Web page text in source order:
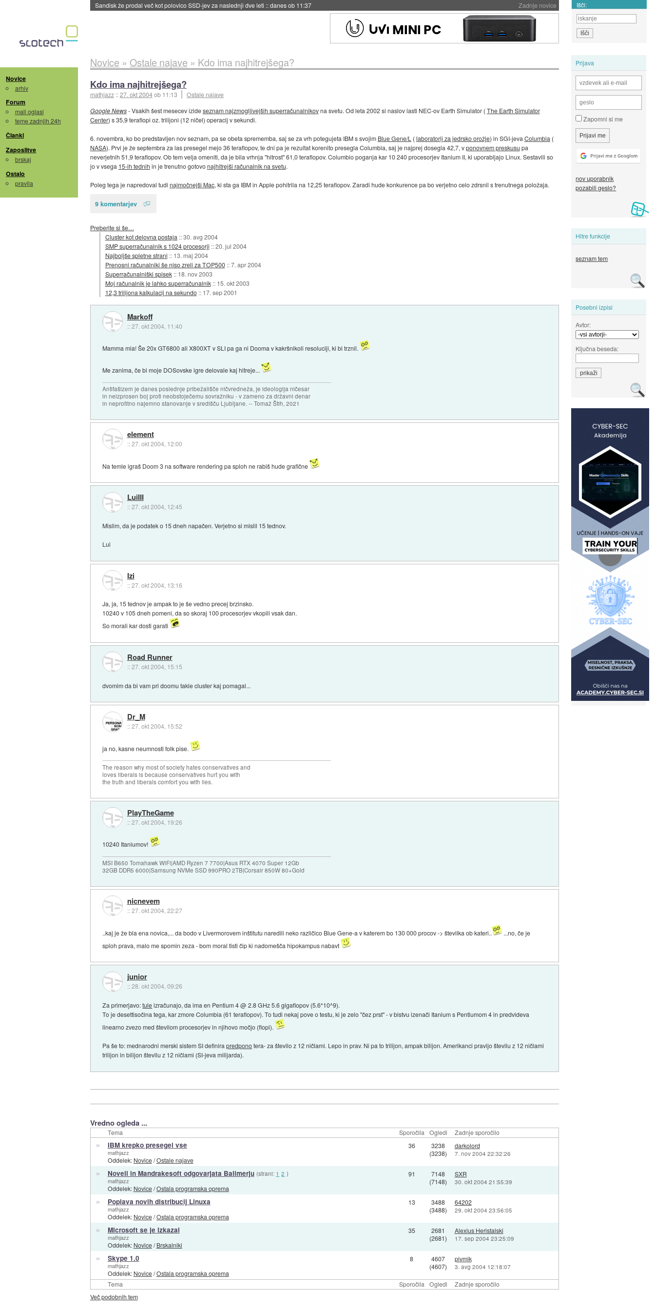
Zadnje novice
Sandisk že prodal več kot polovico SSD-jev za naslednji dve leti ::danes ob 11:37 Išči:
Novice
arhiv
Forum
mali oglasi
teme zadnjih 24h
Članki
Zaposlitve
brskaj
Ostalo
pravila
Prijava
Zapomni si me
nov uporabnik
pozabili geslo?
Hitre funkcije
seznam tem
Posebni izpisi
Avtor:
Ključna beseda:
Novice » Ostale najave » Kdo ima najhitrejšega?
Kdo ima najhitrejšega?
mathjazz ::27. okt 2004ob 11:13
Ostale najave
Google News- Vsakih šest mesecev izideseznam najzmogljivejših superračunalnikovna svetu. Od leta 2002 si naslov lasti NEC-ov Earth Simulator (The Earth Simulator
Center) s 35,9 teraflopi oz. trilijoni (12 ničel) operacij v sekundi.
6. novembra, ko bo predstavljen nov seznam, pa se obeta sprememba, saj se za vrh potegujeta IBM s svojim Blue Gene/L (laboratorij za jedrsko orožje) in SGI-jeva Columbia (
NASA). Prvi je že septembra za las presegel mejo 36 teraflopov, te dni pa je rezultat korenito presegla Columbia, saj je najprej dosegla 42,7, vponovnem preskusu pa
neverjetnih 51,9 teraflopov. Ob tem velja omeniti, da je bila vrhnja "hitrost" 61,0 teraflopov. Columbio poganja kar 10 240 procesorjev Itanium II, ki uporabljajo Linux. Sestavili so
jo v vsega 15-ih tednih in je trenutno gotovonajhitrejši računalnik na svetu.
Poleg tega je napredoval tudi najmočnejši Mac, ki sta ga IBM in Apple pohitrila na 12,25 teraflopov. Zaradi hude konkurence pa bo verjetno celo zdrsnil s trenutnega položaja.
9 komentarjev
Preberite si še…
Cluster kot delovna postaja ::30. avg 2004
SMP superračunalnik s 1024 procesorji ::20. jul 2004
Najboljše spletne strani :: 13. maj 2004
Prenosni računalniki še niso zreli za TOP500 ::7. apr 2004
Superračunalniški spisek :: 18. nov 2003
Moj računalnik je lahko superračunalnik :: 15. okt 2003
12,3 trilijona kalkulacij na sekundo :: 17. sep 2001
Markoff
::27. okt 2004, 11:40
Mamma mia! Še 20x GT6800 ali X800XT v SLI pa ga ni Dooma v kakršnikoli resoluciji, ki bi trznil.
Me zanima, če bi moje DOSovske igre delovale kaj hitreje...
Antifašizem je danes poslednje pribežališče ničvredneža, je ideologija ničesar
in neizprosen boj proti neobstoječemu sovražniku - v zameno za državni denar
in neprofitno najemno stanovanje v središču Ljubljane. -- Tomaž Štih, 2021
element
::27. okt 2004, 12:00
Na temle igraš Doom 3 na software rendering pa sploh ne rabiš hude grafične
LuiIII
::27. okt 2004, 12:45
Mislim, da je podatek o 15 dneh napačen. Verjetno si mislil 15 tednov.
Lui
Izi
::27. okt 2004, 13:16
Ja, ja, 15 tednov je ampak to je še vedno precej brzinsko.
10240 v 105 dneh pomeni, da so skoraj 100 procesorjev vkopili vsak dan.
So morali kar dosti garati
Road Runner
::27. okt 2004, 15:15
dvomim da bi vam pri doomu takle cluster kaj pomagal...
Dr_M
::27. okt 2004, 15:52
ja no, kasne neumnosti folk pise.
The reason why most of society hates conservatives and
loves liberals is because conservatives hurt you with
the truth and liberals comfort you with lies.
PlayTheGame
::27. okt 2004, 19:26
10240 Itaniumov!
MSI B650 Tomahawk WiFi|AMD Ryzen 7 7700|Asus RTX 4070 Super 12Gb
32GB DDR5 6000|Samsung NVMe SSD 990PRO 2TB|Corsair 850W 80+Gold
nicnevem
::27. okt 2004, 22:27
..kaj je že bla ena novica,... da bodo v Livermorovem inštitutu naredili neko različico Blue Gene-a v katerem bo 130 000 procov -> številka ob kateri..
...no, če je
sploh prava, malo me spomin zeza - bom moral tisti čip ki nadomešča hipokampus nabavt
junior
::28. okt 2004, 09:26
Za primerjavo:tuleizračunajo, da ima en Pentium 4 @ 2.8 GHz 5.6 gigaflopov (5.6*10^9).
To je desettisočina tega, kar zmore Columbia (61 teraflopov). To tudi nekaj pove o testu, ki je zelo "čez prst" - v bistvu izenači Itanium s Pentiumom 4 in predvideva
linearno zvezo med številom procesorjev in njihovo močjo (flopi).
Pa še to: mednarodni merski sistem SI definirapredponotera- za število z 12 ničlami. Lepo in prav. Ni pa to trilijon, ampak bilijon. Amerikanci pravijo številu z 12 ničlami
trilijon in bilijon številu z 12 ničlami (SI-jeva milijarda).
Vredno ogleda ...
Tema Sporočila Ogledi Zadnje sporočilo
Tema Sporočila Ogledi Zadnje sporočilo
» IBM krepko presegel vse
mathjazz
Oddelek: Novice/Ostale najave
36
3238
(3238)
darkolord
7. nov 2004 22:32:26
» Novell in Mandrakesoft odgovarjata Ballmerju (strani: 1 2 )
mathjazz
Oddelek: Novice/Ostala programska oprema
91
7148
(7148)
SXR
30. okt 2004 21:55:39
» Poplava novih distribucij Linuxa
mathjazz
Oddelek: Novice/Ostala programska oprema
13
3488
(3488)
64202
29. okt 2004 23:56:05
» Microsoft se je izkazal
mathjazz
Oddelek: Novice/Brskalniki
35
2681
(2681)
Alexius Heristalski
17. sep 2004 23:25:09
» Skype 1.0
mathjazz
Oddelek: Novice/Ostala programska oprema
8
4607
(4607)
pivmik
3. avg 2004 12:18:07
Več podobnih tem